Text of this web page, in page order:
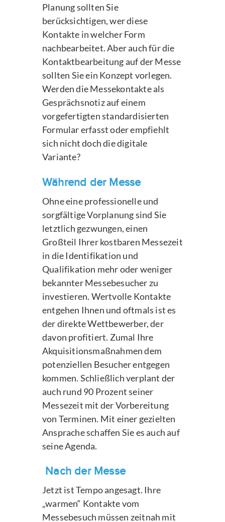
Planung sollten Sie
berücksichtigen, wer diese
Kontakte in welcher Form
nachbearbeitet. Aber auch für die
Kontaktbearbeitung auf der Messe
sollten Sie ein Konzept vorlegen.
Werden die Messekontakte als
Gesprächsnotiz auf einem
vorgefertigten standardisierten
Formular erfasst oder empfiehlt
sich nicht doch die digitale
Variante?
Während der Messe
Ohne eine professionelle und
sorgfältige Vorplanung sind Sie
letztlich gezwungen, einen
Großteil Ihrer kostbaren Messezeit
in die Identifikation und
Qualifikation mehr oder weniger
bekannter Messebesucher zu
investieren. Wertvolle Kontakte
entgehen Ihnen und oftmals ist es
der direkte Wettbewerber, der
davon profitiert. Zumal Ihre
Akquisitionsmaßnahmen dem
potenziellen Besucher entgegen
kommen. Schließlich verplant der
auch rund 90 Prozent seiner
Messezeit mit der Vorbereitung
von Terminen. Mit einer gezielten
Ansprache schaffen Sie es auch auf
seine Agenda.
Nach der Messe
Jetzt ist Tempo angesagt. Ihre
„warmen“ Kontakte vom
Messebesuch müssen zeitnah mit